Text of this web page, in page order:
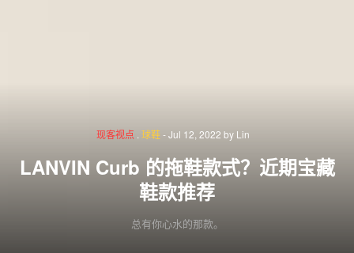
现客视点 球鞋-Jul 12, 2022 by Lin
LANVIN Curb 的拖鞋款式？近期宝藏
鞋款推荐
总有你心水的那款。